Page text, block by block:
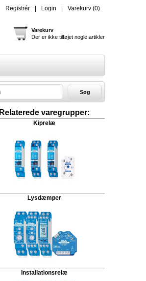
Registrér Login Varekurv (0)
Varekurv
Der er ikke tilføjet nogle artikler
Søg
Relaterede varegrupper:
Kiprelæ
Lysdæmper
Installationsrelæ